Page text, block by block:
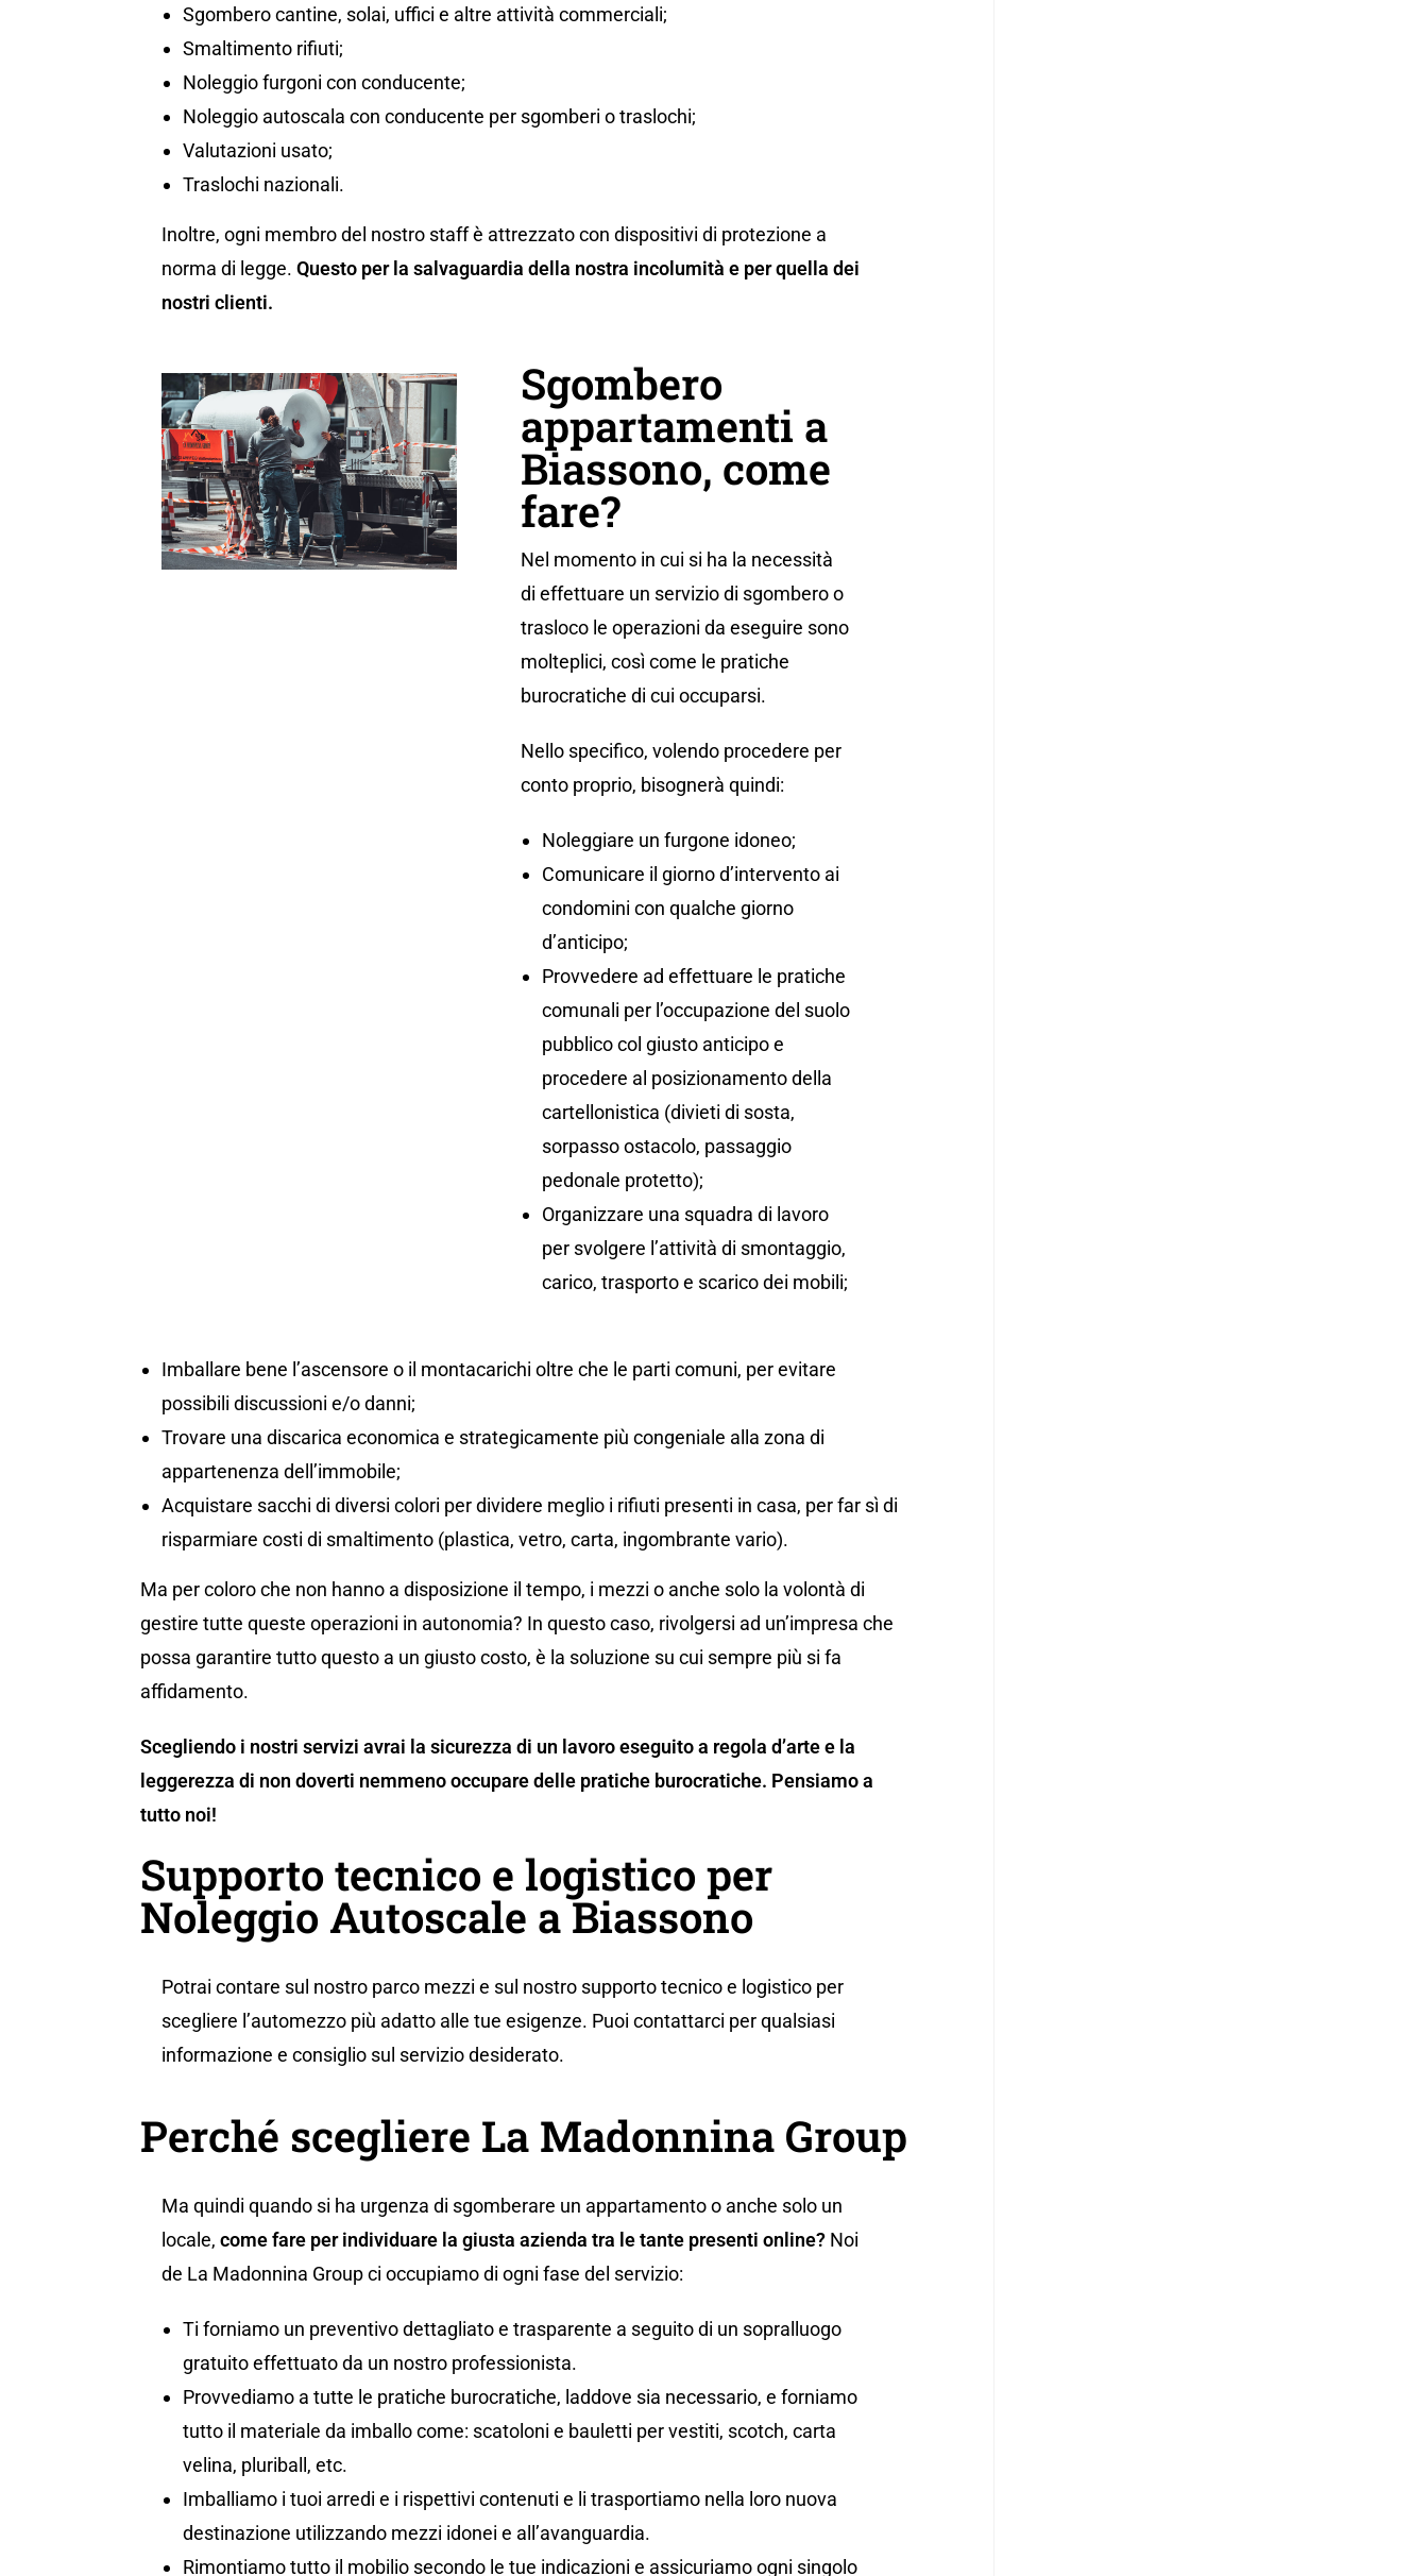
Sgombero cantine, solai, uffici e altre attività commerciali;
Smaltimento rifiuti;
Noleggio furgoni con conducente;
Noleggio autoscala con conducente per sgomberi o traslochi;
Valutazioni usato;
Traslochi nazionali.
Inoltre, ogni membro del nostro staff è attrezzato con dispositivi di protezione a
norma di legge. Questo per la salvaguardia della nostra incolumità e per quella dei
nostri clienti.
Sgombero
appartamenti a
Biassono, come
fare?
Nel momento in cui si ha la necessità
di effettuare un servizio di sgombero o
trasloco le operazioni da eseguire sono
molteplici, così come le pratiche
burocratiche di cui occuparsi.
Nello specifico, volendo procedere per
conto proprio, bisognerà quindi:
Noleggiare un furgone idoneo;
Comunicare il giorno d’intervento ai
condomini con qualche giorno
d’anticipo;
Provvedere ad effettuare le pratiche
comunali per l’occupazione del suolo
pubblico col giusto anticipo e
procedere al posizionamento della
cartellonistica (divieti di sosta,
sorpasso ostacolo, passaggio
pedonale protetto);
Organizzare una squadra di lavoro
per svolgere l’attività di smontaggio,
carico, trasporto e scarico dei mobili;
Imballare bene l’ascensore o il montacarichi oltre che le parti comuni, per evitare
possibili discussioni e/o danni;
Trovare una discarica economica e strategicamente più congeniale alla zona di
appartenenza dell’immobile;
Acquistare sacchi di diversi colori per dividere meglio i rifiuti presenti in casa, per far sì di
risparmiare costi di smaltimento (plastica, vetro, carta, ingombrante vario).
Ma per coloro che non hanno a disposizione il tempo, i mezzi o anche solo la volontà di
gestire tutte queste operazioni in autonomia? In questo caso, rivolgersi ad un’impresa che
possa garantire tutto questo a un giusto costo, è la soluzione su cui sempre più si fa
affidamento.
Scegliendo i nostri servizi avrai la sicurezza di un lavoro eseguito a regola d’arte e la
leggerezza di non doverti nemmeno occupare delle pratiche burocratiche. Pensiamo a
tutto noi!
Supporto tecnico e logistico per
Noleggio Autoscale a Biassono
Potrai contare sul nostro parco mezzi e sul nostro supporto tecnico e logistico per
scegliere l’automezzo più adatto alle tue esigenze. Puoi contattarci per qualsiasi
informazione e consiglio sul servizio desiderato.
Perché scegliere La Madonnina Group
Ma quindi quando si ha urgenza di sgomberare un appartamento o anche solo un
locale, come fare per individuare la giusta azienda tra le tante presenti online? Noi
de La Madonnina Group ci occupiamo di ogni fase del servizio:
Ti forniamo un preventivo dettagliato e trasparente a seguito di un sopralluogo
gratuito effettuato da un nostro professionista.
Provvediamo a tutte le pratiche burocratiche, laddove sia necessario, e forniamo
tutto il materiale da imballo come: scatoloni e bauletti per vestiti, scotch, carta
velina, pluriball, etc.
Imballiamo i tuoi arredi e i rispettivi contenuti e li trasportiamo nella loro nuova
destinazione utilizzando mezzi idonei e all’avanguardia.
Rimontiamo tutto il mobilio secondo le tue indicazioni e assicuriamo ogni singolo